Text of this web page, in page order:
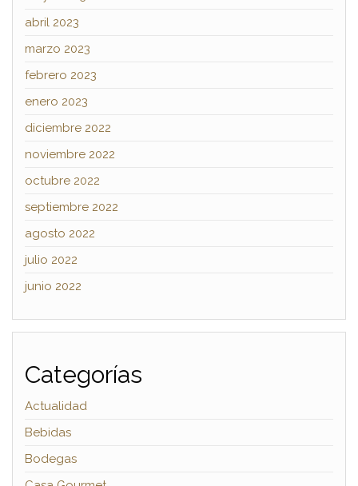
abril 2023
marzo 2023
febrero 2023
enero 2023
diciembre 2022
noviembre 2022
octubre 2022
septiembre 2022
agosto 2022
julio 2022
junio 2022
Categorías
Actualidad
Bebidas
Bodegas